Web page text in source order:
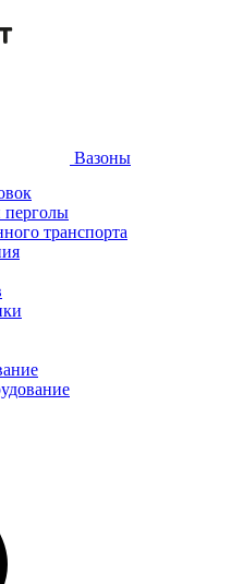
перголы
транспорта
Вазоны